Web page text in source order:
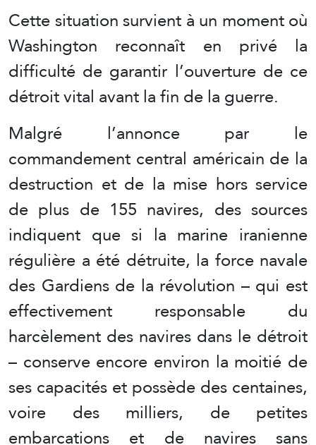
Cette situation survient à un moment où
Washington reconnaît en privé la
difficulté de garantir l’ouverture de ce
détroit vital avant la fin de la guerre.
Malgré l’annonce par le
commandement central américain de la
destruction et de la mise hors service
de plus de 155 navires, des sources
indiquent que si la marine iranienne
régulière a été détruite, la force navale
des Gardiens de la révolution – qui est
effectivement responsable du
harcèlement des navires dans le détroit
– conserve encore environ la moitié de
ses capacités et possède des centaines,
voire des milliers, de petites
embarcations et de navires sans